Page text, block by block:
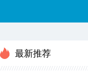
最新推荐